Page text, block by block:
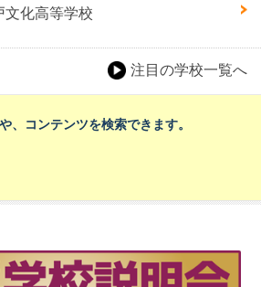
文化高等学校
注目の学校一覧へ
、コンテンツを検索できます。